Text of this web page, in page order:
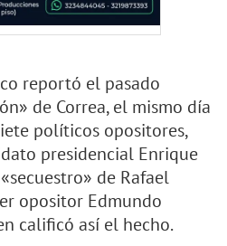
reportó el pasado
de Correa, el mismo día
políticos opositores,
presidencial Enrique
de Rafael
opositor Edmundo
calificó así el hecho.